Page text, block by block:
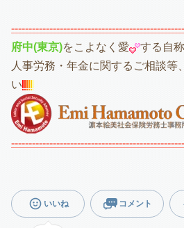
府中(東京)をこよなく愛 する自称
人事労務・年金に関するご相談等
い
いいね コメント